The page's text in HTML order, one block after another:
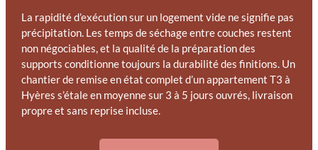
La rapidité d’exécution sur un logement vide ne signifie pas
précipitation. Les temps de séchage entre couches restent
non négociables, et la qualité de la préparation des
supports conditionne toujours la durabilité des finitions. Un
chantier de remise en état complet d’un appartement T3 à
Hyères s’étale en moyenne sur 3 à 5 jours ouvrés, livraison
propre et sans reprise incluse.